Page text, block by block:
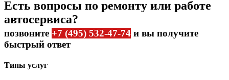
Есть вопросы по ремонту или работе
автосервиса?
позвоните +7 (495) 532-47-74 и вы получите
быстрый ответ
Типы услуг